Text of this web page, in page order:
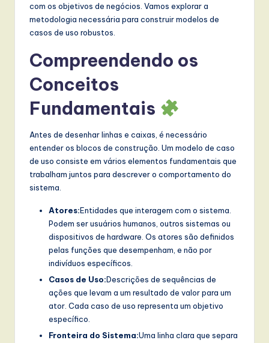
in
A
w
com os objetivos de negócios. Vamos explorar a
metodologia necessária para construir modelos de
casos de uso robustos.
Compreendendo os
Conceitos
Fundamentais
Antes de desenhar linhas e caixas, é necessário
entender os blocos de construção. Um modelo de caso
de uso consiste em vários elementos fundamentais que
trabalham juntos para descrever o comportamento do
sistema.
Atores:Entidades que interagem com o sistema.
Podem ser usuários humanos, outros sistemas ou
dispositivos de hardware. Os atores são definidos
pelas funções que desempenham, e não por
indivíduos específicos.
Casos de Uso:Descrições de sequências de
ações que levam a um resultado de valor para um
ator. Cada caso de uso representa um objetivo
específico.
Fronteira do Sistema:Uma linha clara que separa